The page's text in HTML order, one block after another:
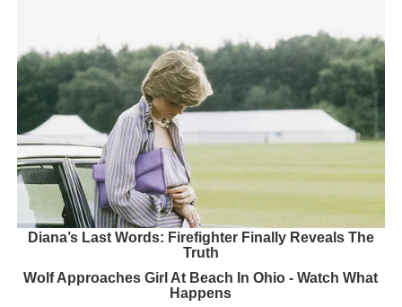
Diana’s Last Words: Firefighter Finally Reveals The
Truth
Wolf Approaches Girl At Beach In Ohio - Watch What
Happens